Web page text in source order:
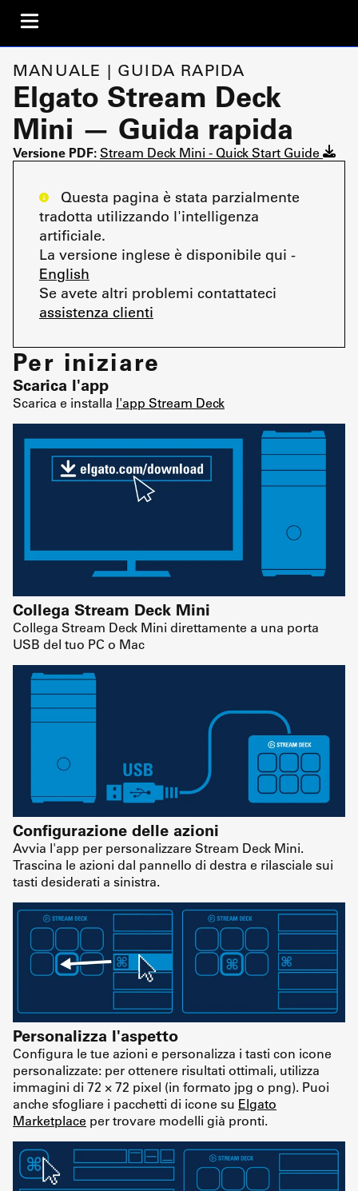
MANUALE | GUIDA RAPIDA
Elgato Stream Deck
Mini — Guida rapida
Versione PDF: Stream Deck Mini - Quick Start Guide
Questa pagina è stata parzialmente
tradotta utilizzando l'intelligenza
artificiale.
La versione inglese è disponibile qui -
English
Se avete altri problemi contattateci
assistenza clienti
Per iniziare
Scarica l'app
Scarica e installa l'app Stream Deck
Collega Stream Deck Mini
Collega Stream Deck Mini direttamente a una porta
USB del tuo PC o Mac
Configurazione delle azioni
Avvia l'app per personalizzare Stream Deck Mini.
Trascina le azioni dal pannello di destra e rilasciale sui
tasti desiderati a sinistra.
Personalizza l'aspetto
Configura le tue azioni e personalizza i tasti con icone
personalizzate: per ottenere risultati ottimali, utilizza
immagini di 72 × 72 pixel (in formato jpg o png). Puoi
anche sfogliare i pacchetti di icone su Elgato
Marketplace per trovare modelli già pronti.